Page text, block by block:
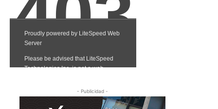
- Publicidad -